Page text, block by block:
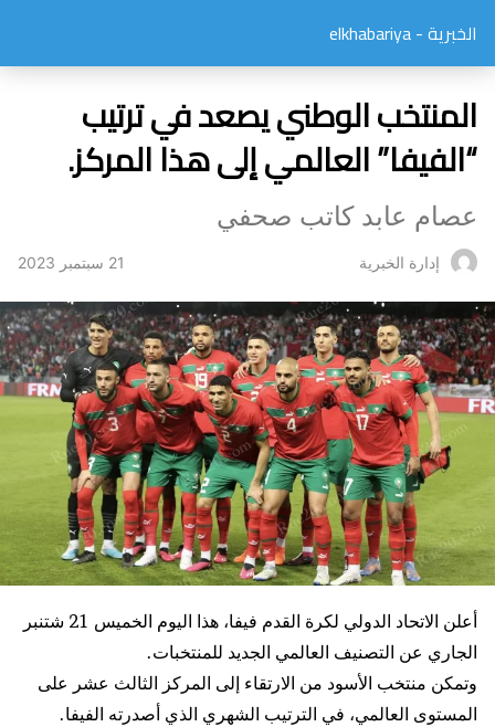
الخبرية - elkhabariya
المنتخب الوطني يصعد في ترتيب
“الفيفا” العالمي إلى هذا المركز.
عصام عابد كاتب صحفي
إدارة الخبرية 21 سبتمبر 2023
أعلن الاتحاد الدولي لكرة القدم فيفا، هذا اليوم الخميس 21 شتنبر
الجاري عن التصنيف العالمي الجديد للمنتخبات.
وتمكن منتخب الأسود من الارتقاء إلى المركز الثالث عشر على
المستوى العالمي، في الترتيب الشهري الذي أصدرته الفيفا.